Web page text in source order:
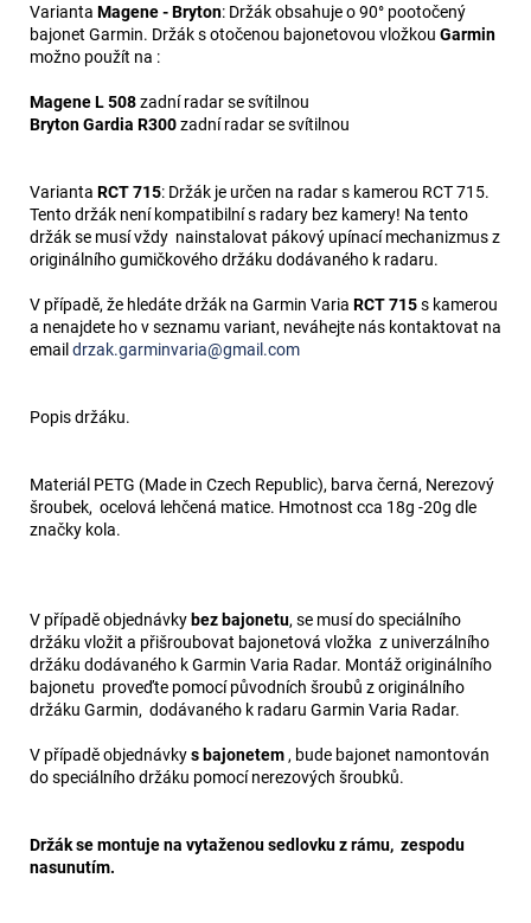
Varianta Magene - Bryton: Držák obsahuje o 90° pootočený
bajonet Garmin. Držák s otočenou bajonetovou vložkou Garmin
možno použít na :
Magene L 508zadní radar se svítilnou
Bryton Gardia R300zadní radar se svítilnou
Varianta RCT 715: Držák je určen na radar s kamerou RCT 715.
Tento držák není kompatibilní s radary bez kamery! Na tento
držák se musí vždy nainstalovat pákový upínací mechanizmus z
originálního gumičkového držáku dodávaného k radaru.
V případě, že hledáte držák na Garmin Varia RCT 715s kamerou
a nenajdete ho v seznamu variant, neváhejte nás kontaktovat na
emaildrzak.garminvaria@gmail.com
Popis držáku.
Materiál PETG (Made in Czech Republic), barva černá, Nerezový
šroubek, ocelová lehčená matice. Hmotnost cca 18g -20g dle
značky kola.
V případě objednávkybez bajonetu, se musí do speciálního
držáku vložit a přišroubovat bajonetová vložka z univerzálního
držáku dodávaného k Garmin Varia Radar. Montáž originálního
bajonetu proveďte pomocí původních šroubů z originálního
držáku Garmin, dodávaného k radaru Garmin Varia Radar.
V případě objednávkys bajonetem , bude bajonet namontován
do speciálního držáku pomocí nerezových šroubků.
Držák se montuje na vytaženou sedlovku z rámu, zespodu
nasunutím.